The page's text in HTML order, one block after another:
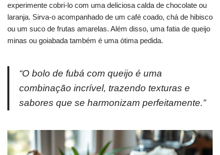
experimente cobri-lo com uma deliciosa calda de chocolate ou
laranja. Sirva-o acompanhado de um café coado, chá de hibisco
ou um suco de frutas amarelas. Além disso, uma fatia de queijo
minas ou goiabada também é uma ótima pedida.
“O bolo de fubá com queijo é uma
combinação incrível, trazendo texturas e
sabores que se harmonizam perfeitamente.”